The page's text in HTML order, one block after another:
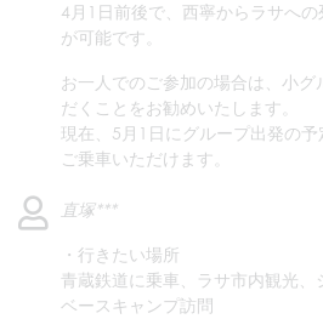
4月1日前後で、西寧からラサへ
が可能です。
お一人でのご参加の場合は、小グ
だくことをお勧めいたします。
現在、5月1日にグループ出発の
ご乗車いただけます。
直塚***
・行きたい場所
青蔵鉄道に乗車、ラサ市内観光、
ベースキャンプ訪問